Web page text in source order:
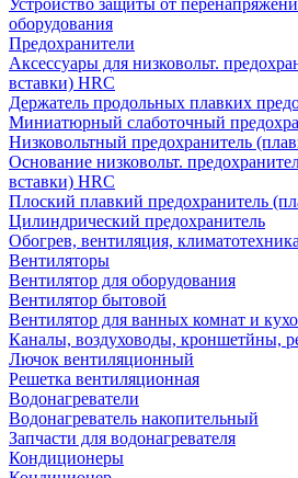
Устройство защиты от
оборудования
Предохранители
Аксессуары для низковольт.
вставки) HRC
Держатель продольных плавких
Миниатюрный слаботочный
Низковольтный предохранитель
Основание низковольт.
вставки) HRC
Плоский плавкий предохранитель
Цилиндрический предохранитель
Обогрев, вентиляция,
Вентиляторы
Вентилятор для оборудования
Вентилятор бытовой
Вентилятор для ванных комнат и
Каналы, воздуховоды, кроншетйны,
Лючок вентиляционный
Решетка вентиляционная
Водонагреватели
Водонагреватель накопительный
Запчасти для водонагревателя
Кондиционеры